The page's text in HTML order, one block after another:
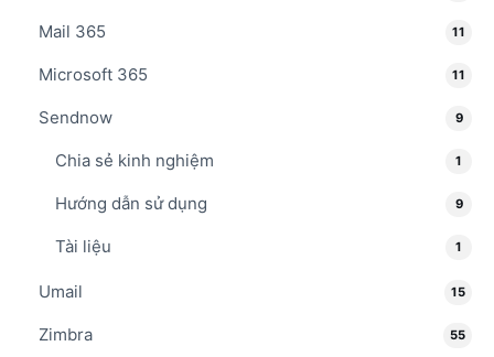
Mail 365 11
Microsoft 365 11
Sendnow 9
Chia sẻ kinh nghiệm 1
Hướng dẫn sử dụng 9
Tài liệu 1
Umail 15
Zimbra 55